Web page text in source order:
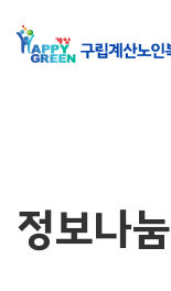
정보나눔